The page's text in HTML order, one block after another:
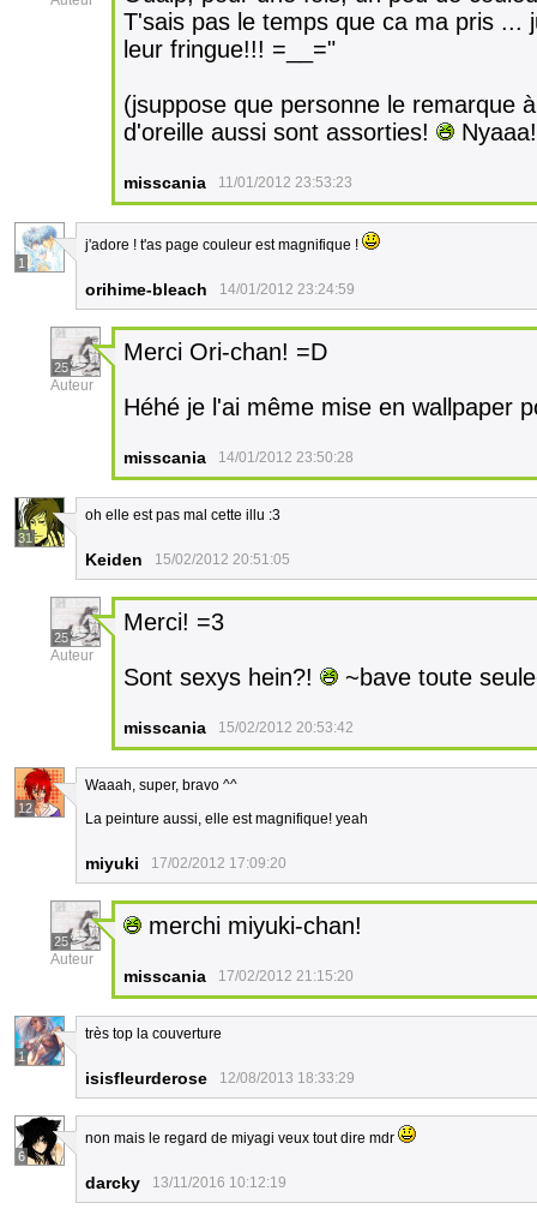
T'sais pas le temps que ca ma pris ...
leur fringue!!! =__="
(jsuppose que personne le remarque
d'oreille aussi sont assorties!
misscania 11/01/2012 23:53:23
1
j'adore ! t'as page couleur est magnifique !
orihime-bleach 14/01/2012 23:24:59
25
Auteur
Merci Ori-chan! =D
Héhé je l'ai même mise en wallpaper
misscania 14/01/2012 23:50:28
31
oh elle est pas mal cette illu :3
Keiden 15/02/2012 20:51:05
25
Auteur
Merci! =3
Sont sexys hein?! ~bave toute
misscania 15/02/2012 20:53:42
12
Waaah, super, bravo ^^
La peinture aussi, elle est magnifique! yeah
miyuki 17/02/2012 17:09:20
25
Auteur
merchi miyuki-chan!
misscania 17/02/2012 21:15:20
1
très top la couverture
isisfleurderose 12/08/2013 18:33:29
6
non mais le regard de miyagi veux tout dire mdr
darcky 13/11/2016 10:12:19